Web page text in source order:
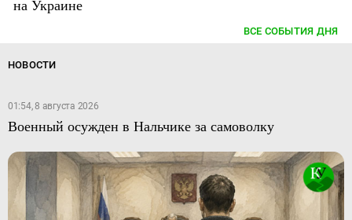
на Украине
ВСЕ СОБЫТИЯ ДНЯ
НОВОСТИ
01:54, 8 августа 2026
Военный осужден в Нальчике за самоволку